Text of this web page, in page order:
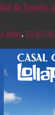
da Tequila:
Alves, 23/07/